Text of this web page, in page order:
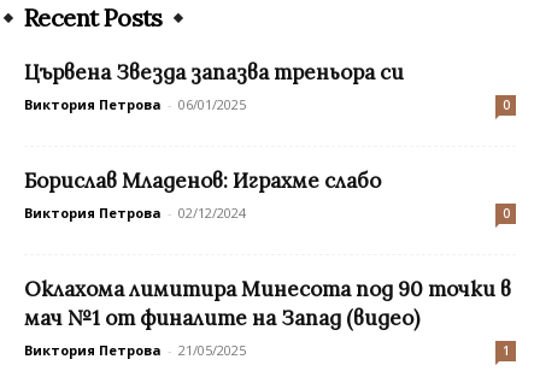
Recent Posts
Цървена Звезда запазва треньора си
Виктория Петрова - 06/01/2025 0
Борислав Младенов: Играхме слабо
Виктория Петрова - 02/12/2024 0
Оклахома лимитира Минесота под 90 точки в
мач №1 от финалите на Запад (видео)
Виктория Петрова - 21/05/2025 1